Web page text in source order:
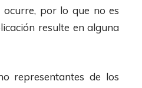
por lo que no es
resulte en alguna
representantes de los